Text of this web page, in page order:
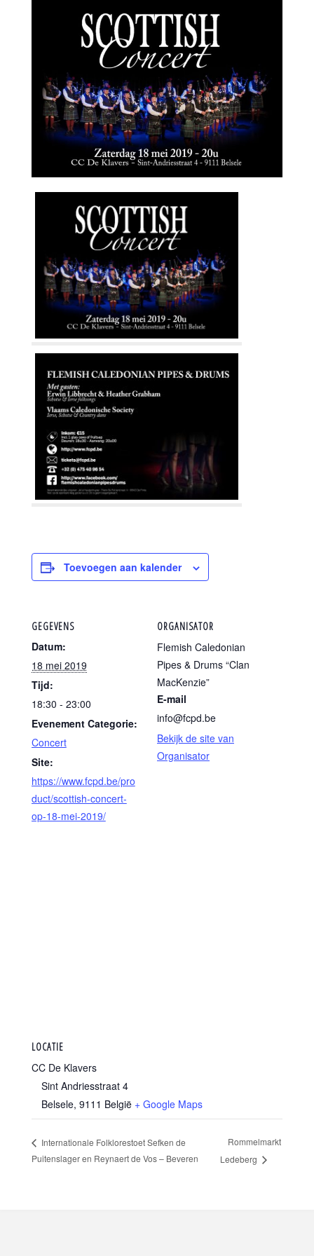
Toevoegen aan kalender
GEGEVENS
Datum:
18 mei 2019
Tijd:
18:30 - 23:00
Evenement Categorie:
Concert
Site:
https://www.fcpd.be/pro
duct/scottish-concert-
op-18-mei-2019/
ORGANISATOR
Flemish Caledonian
Pipes & Drums “Clan
MacKenzie”
E-mail
info@fcpd.be
Bekijk de site van
Organisator
LOCATIE
CC De Klavers
Sint Andriesstraat 4
Belsele, 9111 België + Google Maps
Internationale Folklorestoet Sefken de
Puitenslager en Reynaert de Vos – Beveren
Rommelmarkt
Ledeberg